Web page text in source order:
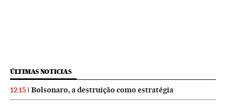
ÚLTIMAS NOTICIAS
12:15 Bolsonaro, a destruição como estratégia